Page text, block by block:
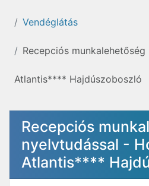
Vendéglátás
Recepciós
Atlantis**** Hajdúszoboszló
Recepciós
nyelvtudással -
Atlantis****